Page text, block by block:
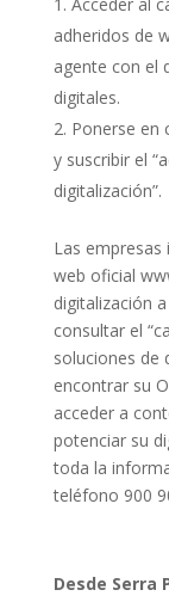
adheridos de
agente con el
digitales.
Ponerse en
y suscribir el
digitalización”.
Las
web oficial
digitalización
consultar el
soluciones de
encontrar su
acceder a
potenciar su
toda la
teléfono 900
Desde Serra